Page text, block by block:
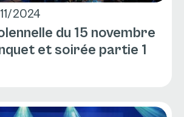
2024
du 15 novembre
et soirée partie 1